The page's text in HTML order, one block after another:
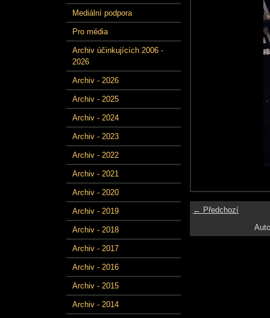
Mediální podpora
Pro média
Archiv účinkujících 2006 -
2026
Archiv - 2026
Archiv - 2025
Archiv - 2024
Archiv - 2023
Archiv - 2022
Archiv - 2021
Archiv - 2020
Archiv - 2019
Archiv - 2018
Archiv - 2017
Archiv - 2016
Archiv - 2015
Archiv - 2014
← Předchozí